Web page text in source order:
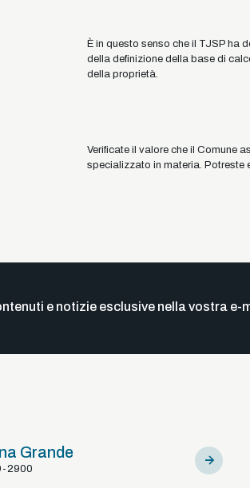
È in questo senso che il TJSP ha
della definizione della base di
della proprietà.
Verificate il valore che il Comune
specializzato in materia. Potreste
e notizie esclusive nella vostra e-
Grande
2900
Sousa
(83)